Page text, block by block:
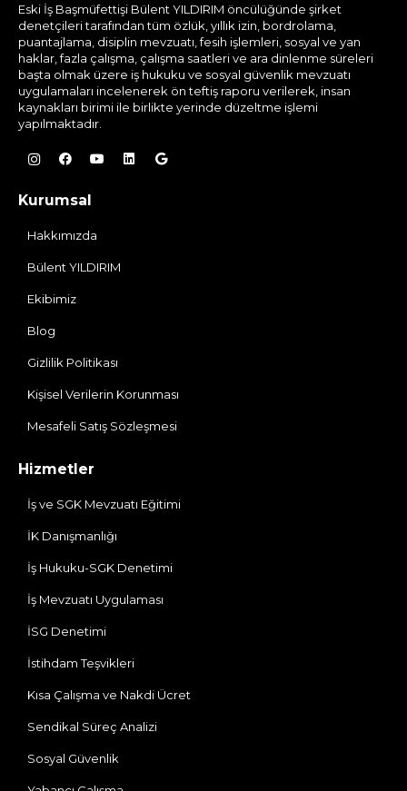
Eski İş Başmüfettişi Bülent YILDIRIM öncülüğünde şirket
denetçileri tarafından tüm özlük, yıllık izin, bordrolama,
puantajlama, disiplin mevzuatı, fesih işlemleri, sosyal ve yan
haklar, fazla çalışma, çalışma saatleri ve ara dinlenme süreleri
başta olmak üzere iş hukuku ve sosyal güvenlik mevzuatı
uygulamaları incelenerek ön teftiş raporu verilerek, insan
kaynakları birimi ile birlikte yerinde düzeltme işlemi
yapılmaktadır.
Kurumsal
Hakkımızda
Bülent YILDIRIM
Ekibimiz
Blog
Gizlilik Politikası
Kişisel Verilerin Korunması
Mesafeli Satış Sözleşmesi
Hizmetler
İş ve SGK Mevzuatı Eğitimi
İK Danışmanlığı
İş Hukuku-SGK Denetimi
İş Mevzuatı Uygulaması
İSG Denetimi
İstihdam Teşvikleri
Kısa Çalışma ve Nakdi Ücret
Sendikal Süreç Analizi
Sosyal Güvenlik